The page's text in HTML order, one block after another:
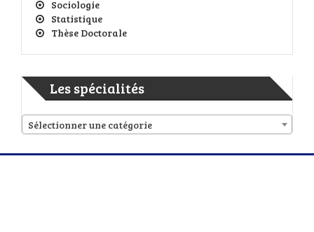
Sociologie
Statistique
Thèse Doctorale
Les spécialités
Sélectionner une catégorie